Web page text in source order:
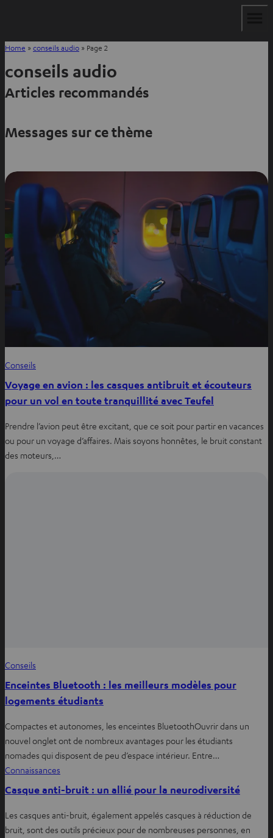
Home »conseils audio » Page 2
conseils audio
Articles recommandés
Messages sur ce thème
Conseils
Voyage en avion : les casques antibruit et écouteurs
pour un vol en toute tranquillité avec Teufel
Prendre l’avion peut être excitant, que ce soit pour partir en vacances
ou pour un voyage d’affaires. Mais soyons honnêtes, le bruit constant
des moteurs,…
Conseils
Enceintes Bluetooth : les meilleurs modèles pour
logements étudiants
Compactes et autonomes, les enceintes BluetoothOuvrir dans un
nouvel onglet ont de nombreux avantages pour les étudiants
nomades qui disposent de peu d’espace intérieur. Entre…
Connaissances
Casque anti-bruit : un allié pour la neurodiversité
Les casques anti-bruit, également appelés casques à réduction de
bruit, sont des outils précieux pour de nombreuses personnes, en